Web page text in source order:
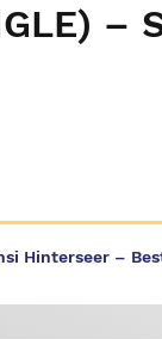
–
Hinterseer –